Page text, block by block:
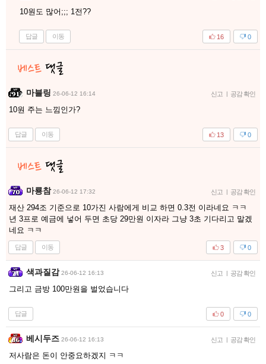
10원도 많어;;; 1전??
답글 이동 0
16
마블링 26-06-12 16:14 신고 | 공감 확인
10원 주는 느낌인가?
답글 이동 0
13
마룡참 26-06-12 17:32 신고 | 공감 확인
재산 294조 기준으로 10가진 사람에게 비교 하면 0.3전 이라네요 ㅋㅋ
년 3프로 예금에 넣어 두면 초당 29만원 이자라 그냥 3초 기다리고 말겠
네요 ㅋㅋ
답글 이동 0
3
색과질감 26-06-12 16:13 신고 | 공감 확인
그리고 금방 100만원을 벌었습니다
답글 0
0
베시두즈 26-06-12 16:13 신고 | 공감 확인
저사람은 돈이 안중요하겠지 ㅋㅋ